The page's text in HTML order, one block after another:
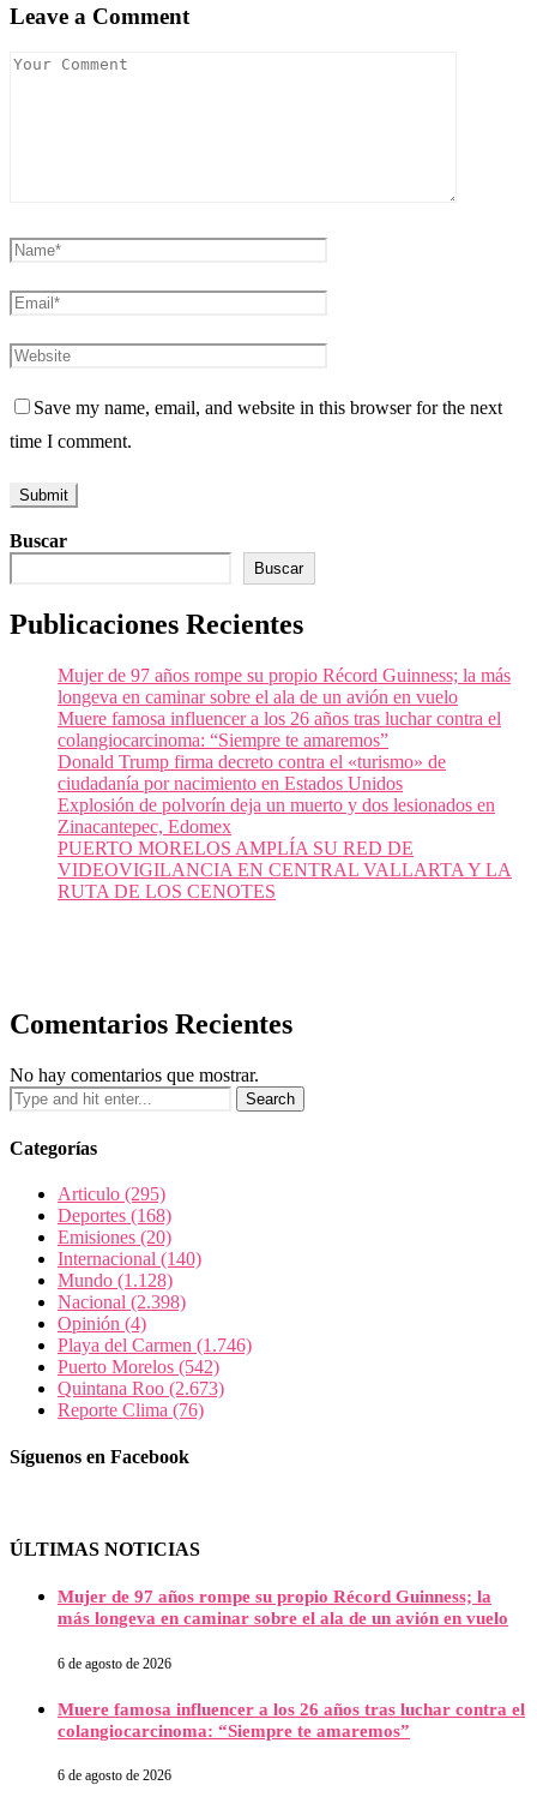
Leave a Comment
Save my name, email, and website in this browser for the next
time I comment.
Buscar
Buscar
Publicaciones Recientes
Mujer de 97 años rompe su propio Récord Guinness; la más
longeva en caminar sobre el ala de un avión en vuelo
Muere famosa influencer a los 26 años tras luchar contra el
colangiocarcinoma: “Siempre te amaremos”
Donald Trump firma decreto contra el «turismo» de
ciudadanía por nacimiento en Estados Unidos
Explosión de polvorín deja un muerto y dos lesionados en
Zinacantepec, Edomex
PUERTO MORELOS AMPLÍA SU RED DE
VIDEOVIGILANCIA EN CENTRAL VALLARTA Y LA
RUTA DE LOS CENOTES
Comentarios Recientes
No hay comentarios que mostrar.
Categorías
Articulo (295)
Deportes (168)
Emisiones (20)
Internacional (140)
Mundo (1.128)
Nacional (2.398)
Opinión (4)
Playa del Carmen (1.746)
Puerto Morelos (542)
Quintana Roo (2.673)
Reporte Clima (76)
Síguenos en Facebook
ÚLTIMAS NOTICIAS
Mujer de 97 años rompe su propio Récord Guinness; la
más longeva en caminar sobre el ala de un avión en vuelo
6 de agosto de 2026
Muere famosa influencer a los 26 años tras luchar contra el
colangiocarcinoma: “Siempre te amaremos”
6 de agosto de 2026